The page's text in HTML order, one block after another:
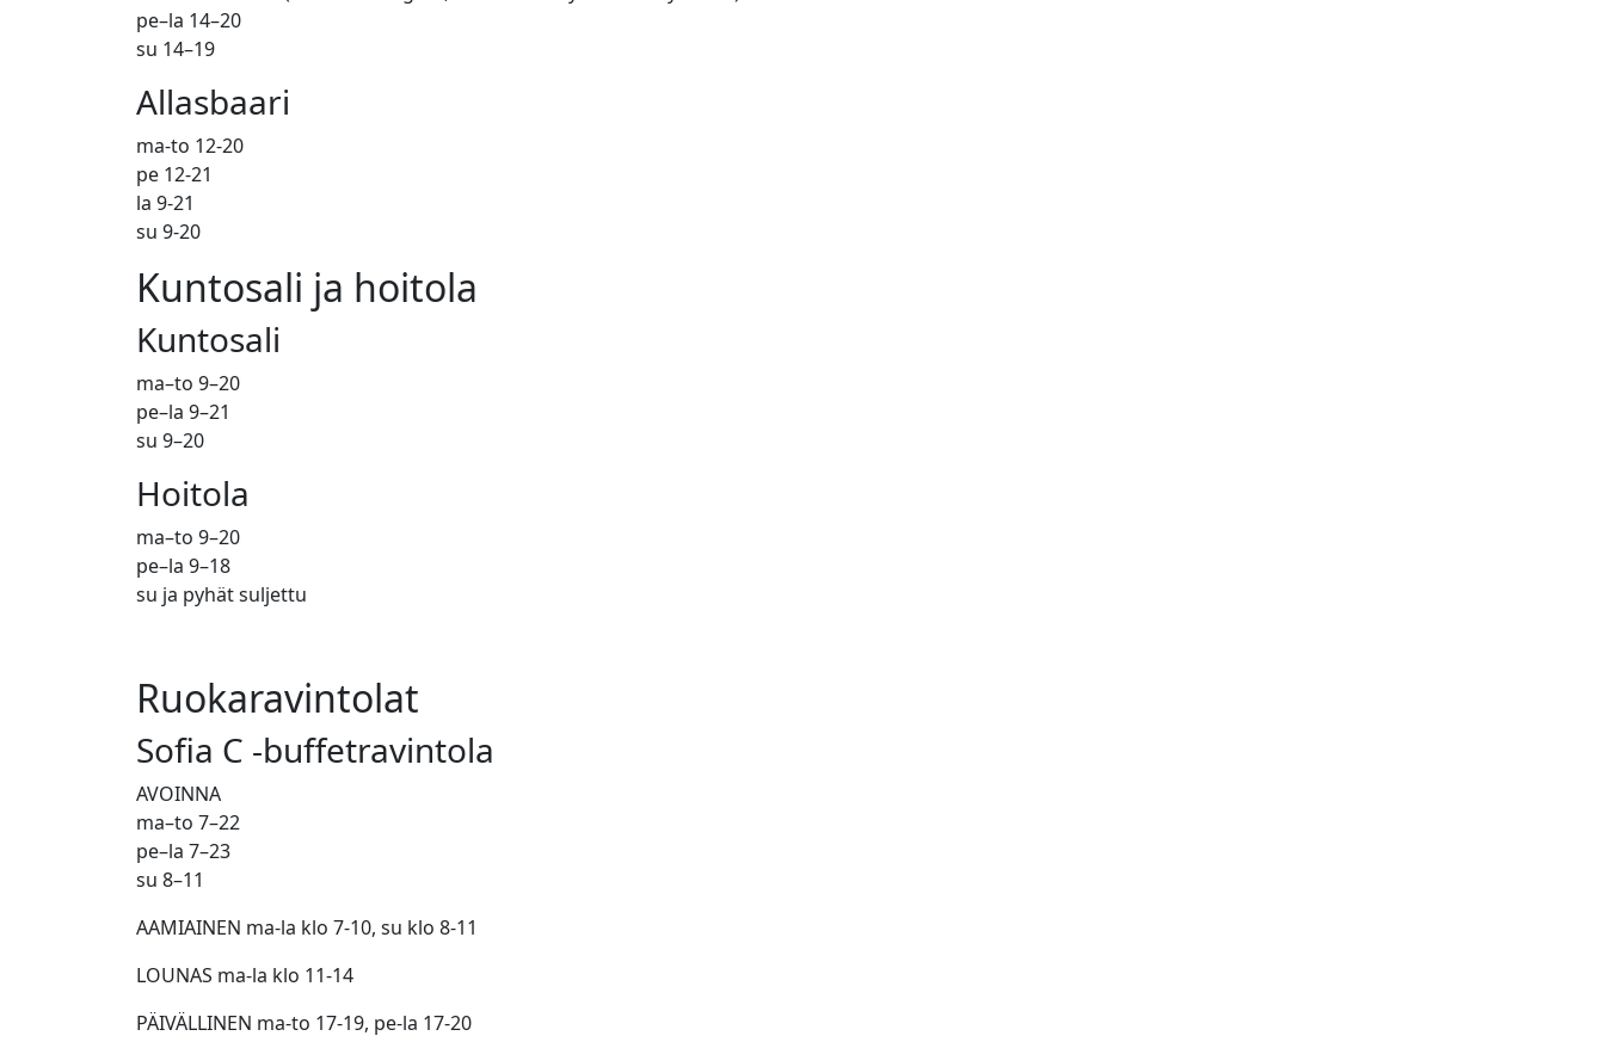
pe–la 14–20
su 14–19
Allasbaari
ma-to 12-20
pe 12-21
la 9-21
su 9-20
Kuntosali ja hoitola
Kuntosali
ma–to 9–20
pe–la 9–21
su 9–20
Hoitola
ma–to 9–20
pe–la 9–18
su ja pyhät suljettu
Ruokaravintolat
Sofia C -buffetravintola
AVOINNA
ma–to 7–22
pe–la 7–23
su 8–11
AAMIAINEN ma-la klo 7-10, su klo 8-11
LOUNAS ma-la klo 11-14
PÄIVÄLLINEN ma-to 17-19, pe-la 17-20